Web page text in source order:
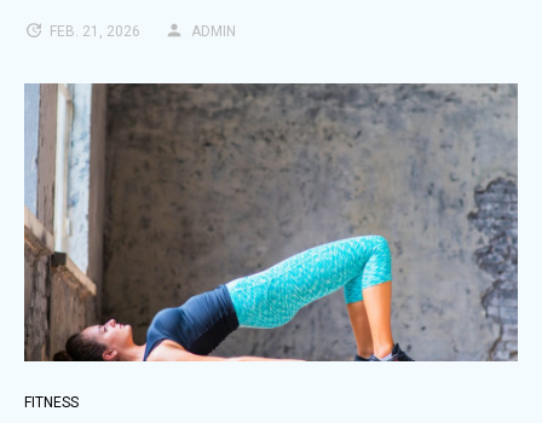
FEB. 21, 2026 ADMIN
FITNESS